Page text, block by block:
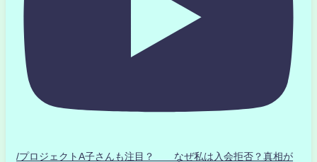
/プロジェクトA子さんも注目？ なぜ私は入会拒否？真相が